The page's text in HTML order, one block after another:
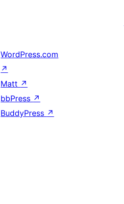
WordPress.com
↗
Matt ↗
bbPress ↗
BuddyPress ↗